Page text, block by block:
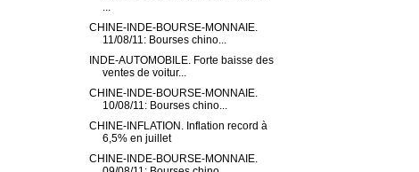
...
CHINE-INDE-BOURSE-MONNAIE.
11/08/11: Bourses chino...
INDE-AUTOMOBILE. Forte baisse des
ventes de voitur...
CHINE-INDE-BOURSE-MONNAIE.
10/08/11: Bourses chino...
CHINE-INFLATION. Inflation record à
6,5% en juillet
CHINE-INDE-BOURSE-MONNAIE.